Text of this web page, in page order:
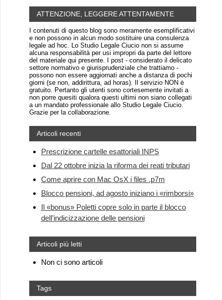
ATTENZIONE, LEGGERE ATTENTAMENTE
I contenuti di questo blog sono meramente esemplificativi
e non possono in alcun modo sostituire una consulenza
legale ad hoc. Lo Studio Legale Ciucio non si assume
alcuna responsabilità per usi impropri da parte del lettore
del materiale qui presente. I post - considerato il delicato
settore normativo e giurisprudenziale che trattiamo -
possono non essere aggiornati anche a distanza di pochi
giorni (se non, addirittura, ad horas). Il servizio NON è
gratuito. Pertanto gli utenti sono cortesemente invitati a
non porre quesiti qualora questi ultimi non siano collegati
a un mandato professionale allo Studio Legale Ciucio.
Grazie per la collaborazione.
Articoli recenti
Prescrizione cartelle esattoriali INPS
Dal 22 ottobre inizia la riforma dei reati tributari
Come aprire con Mac OsX i files .p7m
Blocco pensioni, ad agosto iniziano i «rimborsi»
Il «bonus» Poletti copre solo in parte il blocco
dell’indicizzazione delle pensioni
Articoli più letti
Non ci sono articoli
Tags